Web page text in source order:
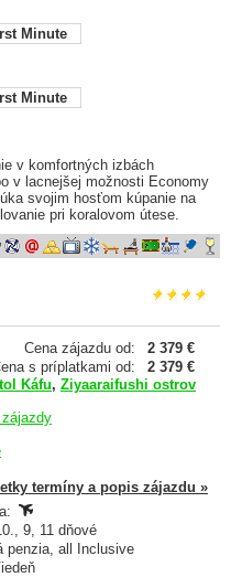
Minute
Minute
v komfortných izbách
v lacnejšej možnosti Economy
svojim hosťom kúpanie na
pri koralovom útese.
Cena zájazdu od:
2 379 €
s príplatkami od:
2 379 €
Káfu, Ziyaaraifushi ostrov
termíny a popis zájazdu »
9, 11 dňové
penzia, all Inclusive